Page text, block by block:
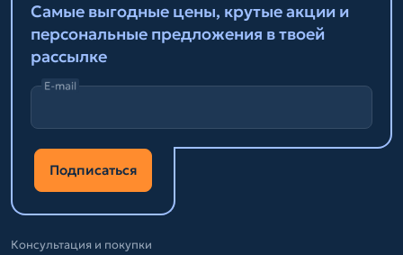
Самые выгодные цены, крутые акции и
персональные предложения в твоей
рассылке
E-mail
Подписаться
Консультация и покупки